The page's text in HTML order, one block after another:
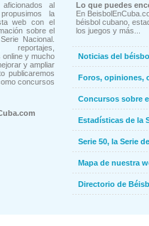
al
la
web con el
sobre el
Nacional.
reportajes,
y mucho
y ampliar
publicaremos
concursos
Lo que puedes
En
béisbol cubano,
los juegos y más...
Noticias del
Foros, opiniones,
Concursos sobre
Estadísticas de la
Serie 50, la Serie
Mapa de nuestra
Directorio de